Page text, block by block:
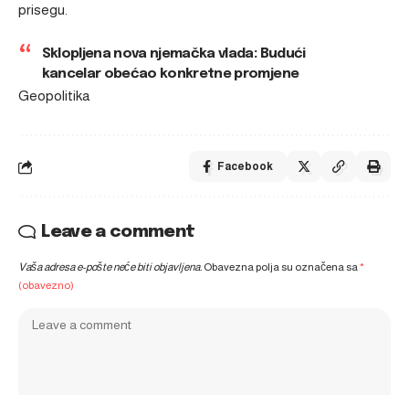
prisegu.
Sklopljena nova njemačka vlada: Budući
kancelar obećao konkretne promjene
Geopolitika
Facebook
Leave a comment
Vaša adresa e-pošte neće biti objavljena. Obavezna polja su označena sa*
(obavezno)